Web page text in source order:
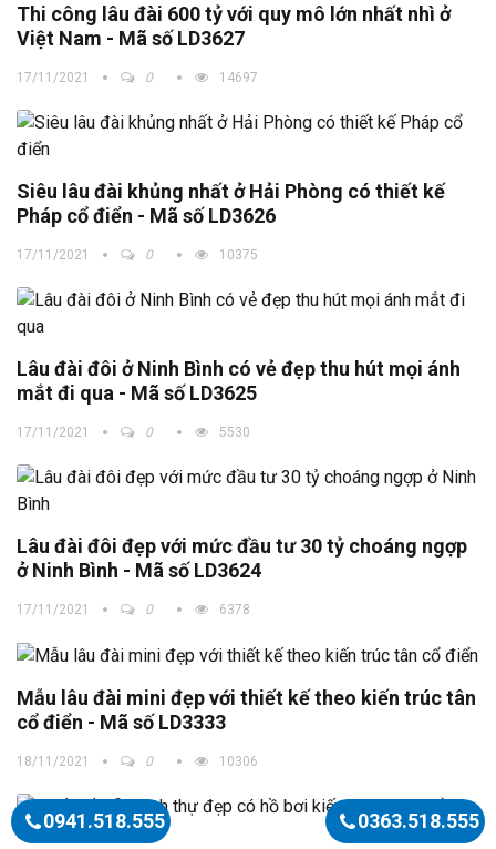
Thi công lâu đài 600 tỷ với quy mô lớn nhất nhì ở
Việt Nam - Mã số LD3627
17/11/2021 0 14697
Siêu lâu đài khủng nhất ở Hải Phòng có thiết kế
Pháp cổ điển - Mã số LD3626
17/11/2021 0 10375
Lâu đài đôi ở Ninh Bình có vẻ đẹp thu hút mọi ánh
mắt đi qua - Mã số LD3625
17/11/2021 0 5530
Lâu đài đôi đẹp với mức đầu tư 30 tỷ choáng ngợp
ở Ninh Bình - Mã số LD3624
17/11/2021 0 6378
Mẫu lâu đài mini đẹp với thiết kế theo kiến trúc tân
cổ điển - Mã số LD3333
18/11/2021 0 10306
0941.518.555 0363.518.555